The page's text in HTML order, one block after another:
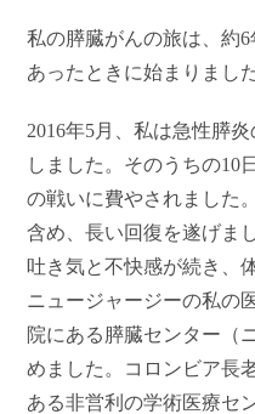
私の膵臓がんの旅は、約
あったときに始まりました
2016年5月、私は急性膵
しました。そのうちの10
の戦いに費やされました
含め、長い回復を遂げま
吐き気と不快感が続き、
ニュージャージーの私の
院にある膵臓センター（
めました。コロンビア長
ある非営利の学術医療セ